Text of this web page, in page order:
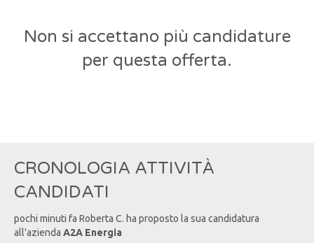
Non si accettano più candidature
per questa offerta.
CRONOLOGIA ATTIVITÀ
CANDIDATI
pochi minuti fa Roberta C. ha proposto la sua candidatura
all'azienda A2A Energia